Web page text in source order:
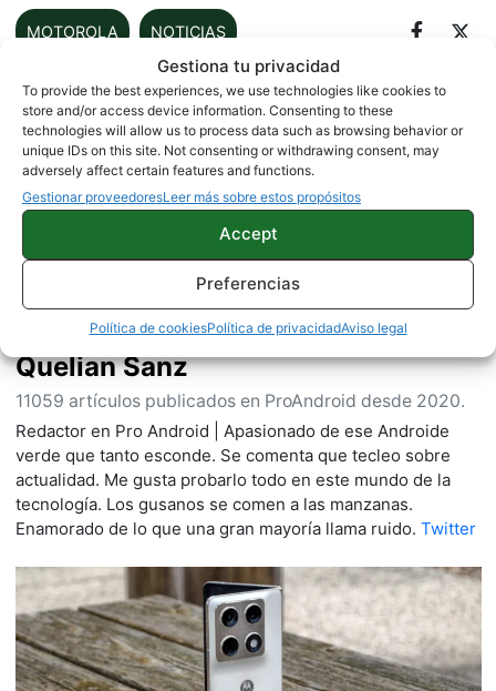
Gestiona tu privacidad
To provide the best experiences, we use technologies like cookies to
store and/or access device information. Consenting to these
technologies will allow us to process data such as browsing behavior or
unique IDs on this site. Not consenting or withdrawing consent, may
adversely affect certain features and functions.
Gestionar proveedoresLeer más sobre estos propósitos
Accept
Preferencias
Política de cookiesPolítica de privacidadAviso legal
MOTOROLA NOTICIAS
Sobre este autor
Quelian Sanz
11059 artículos publicados en ProAndroid desde 2020.
Redactor en Pro Android | Apasionado de ese Androide
verde que tanto esconde. Se comenta que tecleo sobre
actualidad. Me gusta probarlo todo en este mundo de la
tecnología. Los gusanos se comen a las manzanas.
Enamorado de lo que una gran mayoría llama ruido. Twitter